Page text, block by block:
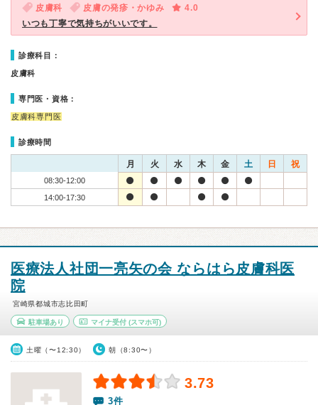
皮膚科 皮膚の発疹・かゆみ
4.0
いつも丁寧で気持ちがいいです。
診療科目：
皮膚科
専門医・資格：
皮膚科専門医
診療時間
月 火 水 木 金 土 日 祝
08:30-12:00
14:00-17:30
医療法人社団一亮矢の会 ならはら皮膚科医
院
宮崎県都城市志比田町
駐車場あり マイナ受付(スマホ可)
土曜（〜12:30） 朝（8:30〜）
3.73
3件